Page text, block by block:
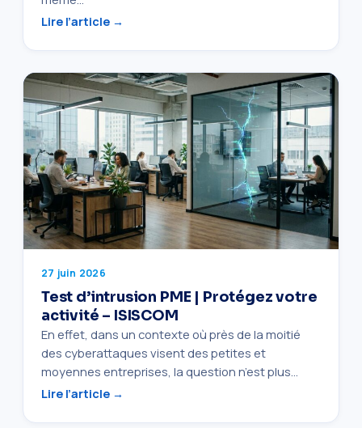
Lire l’article →
27 juin 2026
Test d’intrusion PME | Protégez votre
activité – ISISCOM
En effet, dans un contexte où près de la moitié
des cyberattaques visent des petites et
moyennes entreprises, la question n’est plus…
Lire l’article →